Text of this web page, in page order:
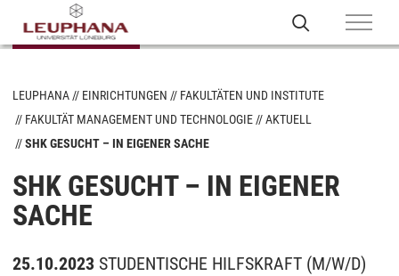
LEUPHANA EINRICHTUNGEN
FAKULTÄTEN UND INSTITUTE
FAKULTÄT MANAGEMENT UND TECHNOLOGIE
AKTUELL
SHK GESUCHT – IN EIGENER SACHE
SHK GESUCHT – IN EIGENER
SACHE
25.10.2023 STUDENTISCHE HILFSKRAFT (M/W/D)